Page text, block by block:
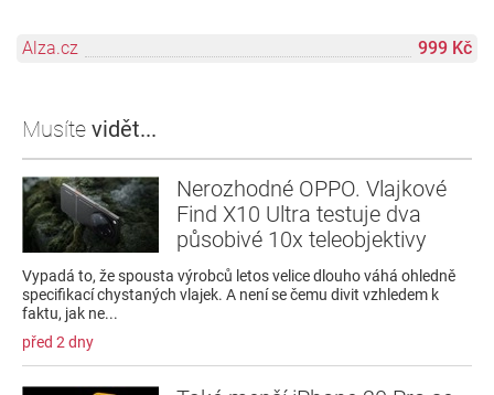
Alza.cz 999 Kč
Musíte vidět...
Nerozhodné OPPO. Vlajkové
Find X10 Ultra testuje dva
působivé 10x teleobjektivy
Vypadá to, že spousta výrobců letos velice dlouho váhá ohledně
specifikací chystaných vlajek. A není se čemu divit vzhledem k
faktu, jak ne...
před 2 dny